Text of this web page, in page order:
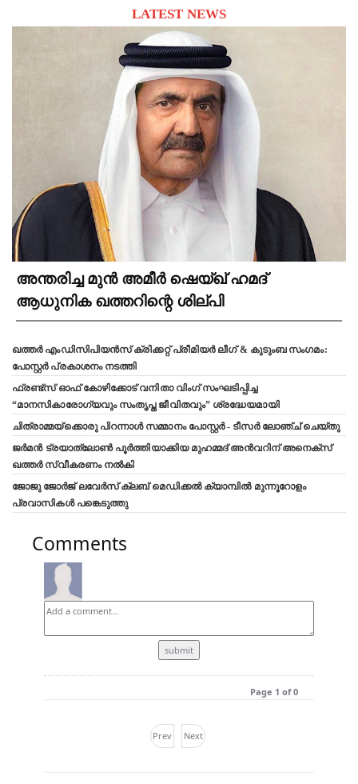
LATEST NEWS
അന്തരിച്ച മുൻ അമീർ ഷെയ്ഖ് ഹമദ്
ആധുനിക ഖത്തറിന്റെ ശില്പി
ഖത്തർ എംഡിസിപിയൻസ് ക്രിക്കറ്റ് പ്രീമിയർ ലീഗ് & കുടുംബ സംഗമം:
പോസ്റ്റർ പ്രകാശനം നടത്തി
ഫ്രണ്ട്സ് ഓഫ് കോഴിക്കോട് വനിതാ വിംഗ് സംഘടിപ്പിച്ച
“മാനസികാരോഗ്യവും സംതൃപ്ത ജീവിതവും” ശ്രദ്ധേയമായി
ചിത്രാമ്മയ്ക്കൊരു പിറന്നാൾ സമ്മാനം പോസ്റ്റർ - ടീസർ ലോഞ്ച് ചെയ്തു
ജർമൻ ട്രയാത്‌ലോൺ പൂർത്തിയാക്കിയ മുഹമ്മദ് അൻവറിന് അനെക്സ്
ഖത്തർ സ്വീകരണം നൽകി
ജോജു ജോർജ് ലവേർസ് ക്ലബ്‌ മെഡിക്കൽ ക്യാമ്പിൽ മുന്നൂറോളം
പ്രവാസികൾ പങ്കെടുത്തു
Comments
Page 1 of 0
Prev Next